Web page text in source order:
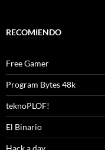
RECOMIENDO
Free Gamer
Program Bytes 48k
teknoPLOF!
El Binario